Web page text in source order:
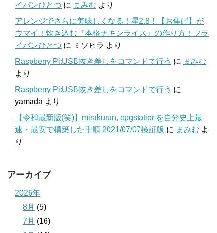
イパンひとつ に まみむ より
アレンジでさらに美味しくなる！星2.8！【お焦げ】が
ウマイ！炊き込む『本格チキンライス』の作り方！フラ
イパンひとつ に ミソヒラ より
Raspberry Pi:USB抜き差しをコマンドで行う に まみむ
より
Raspberry Pi:USB抜き差しをコマンドで行う に
yamada より
【令和最新版(笑)】mirakurun, epgstationを自分史上最
速・最安で構築した手順 2021/07/07検証版 に まみむ よ
り
アーカイブ
2026年
8月 (5)
7月 (16)